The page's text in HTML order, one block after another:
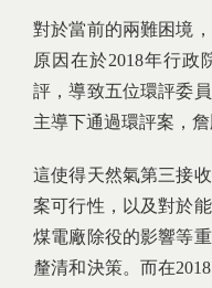
對於當前的兩難困境
原因在於2018年行政
評，導致五位環評委
主導下通過環評案，
這使得天然氣第三接
案可行性，以及對於
煤電廠除役的影響等
釐清和決策。而在